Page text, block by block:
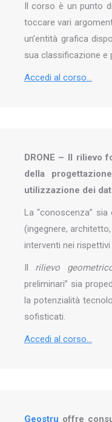
Il corso è un punto
toccare vari
un’entità grafica
sua classificazione e
Accedi al corso…
DRONE – Il rilievo
della
utilizzazione dei
La “conoscenza”
(ingegnere,
interventi nei
Il rilievo
preliminari” sia
la potenzialità
sofisticati.
Accedi al corso…
Geostru offre